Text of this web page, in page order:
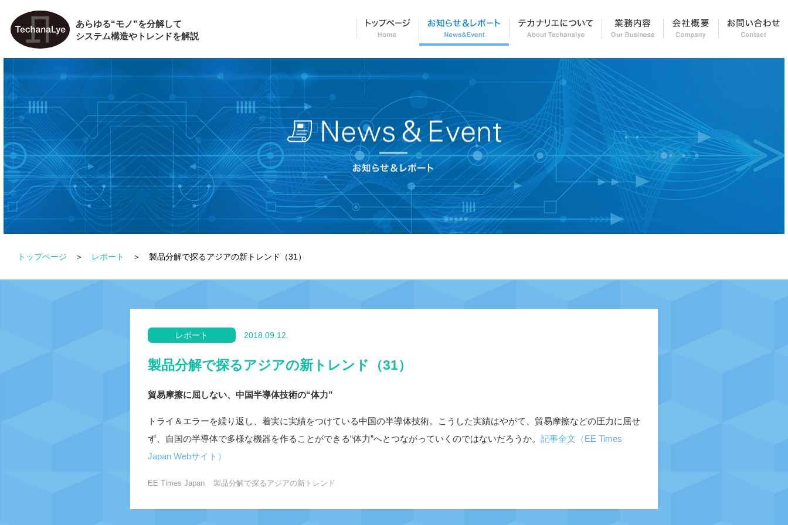
あらゆる“モノ”を分解して
システム構造やトレンドを解説
トップページ お知らせ＆レポート テカナリエについて業務内容 会社概要
トップページ レポート 製品分解で探るアジアの新トレンド（31）
製品分解で探るアジアの新トレンド（31）
レポート 2018.09.12.
貿易摩擦に屈しない、中国半導体技術の“体力”
トライ＆エラーを繰り返し、着実に実績をつけている中国の半導体技術。こうした実績はやがて、貿易摩擦などの圧力に屈せ
ず、自国の半導体で多様な機器を作ることができる“体力”へとつながっていくのではないだろうか。 記事全文（EE Times
Japan Webサイト）
EE Times Japan 製品分解で探るアジアの新トレンド